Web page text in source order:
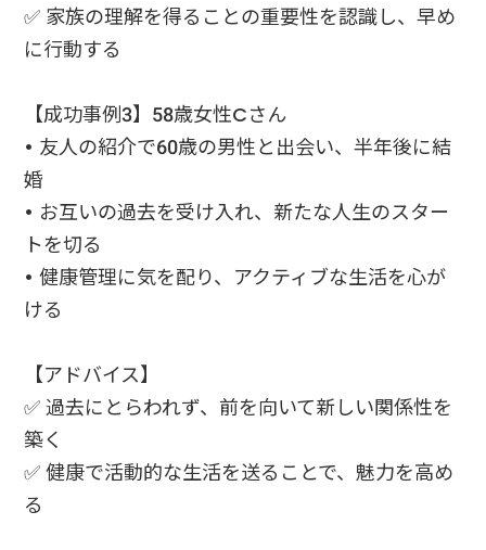
✅ 家族の理解を得ることの重要性を認識し、早め
に行動する
【成功事例3】58歳女性Cさん
• 友人の紹介で60歳の男性と出会い、半年後に結
婚
• お互いの過去を受け入れ、新たな人生のスター
トを切る
• 健康管理に気を配り、アクティブな生活を心が
ける
【アドバイス】
✅ 過去にとらわれず、前を向いて新しい関係性を
築く
✅ 健康で活動的な生活を送ることで、魅力を高め
る